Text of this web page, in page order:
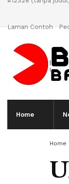
Laman Contoh
Home
Home